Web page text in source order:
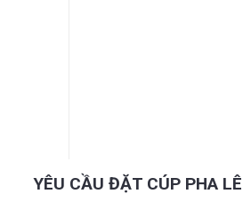
YÊU CẦU ĐẶT CÚP PHA LÊ